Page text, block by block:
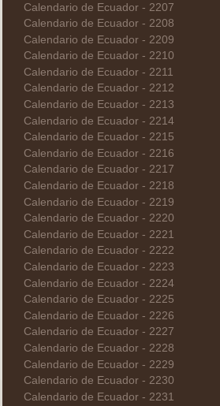
Calendario de Ecuador - 2207
Calendario de Ecuador - 2208
Calendario de Ecuador - 2209
Calendario de Ecuador - 2210
Calendario de Ecuador - 2211
Calendario de Ecuador - 2212
Calendario de Ecuador - 2213
Calendario de Ecuador - 2214
Calendario de Ecuador - 2215
Calendario de Ecuador - 2216
Calendario de Ecuador - 2217
Calendario de Ecuador - 2218
Calendario de Ecuador - 2219
Calendario de Ecuador - 2220
Calendario de Ecuador - 2221
Calendario de Ecuador - 2222
Calendario de Ecuador - 2223
Calendario de Ecuador - 2224
Calendario de Ecuador - 2225
Calendario de Ecuador - 2226
Calendario de Ecuador - 2227
Calendario de Ecuador - 2228
Calendario de Ecuador - 2229
Calendario de Ecuador - 2230
Calendario de Ecuador - 2231